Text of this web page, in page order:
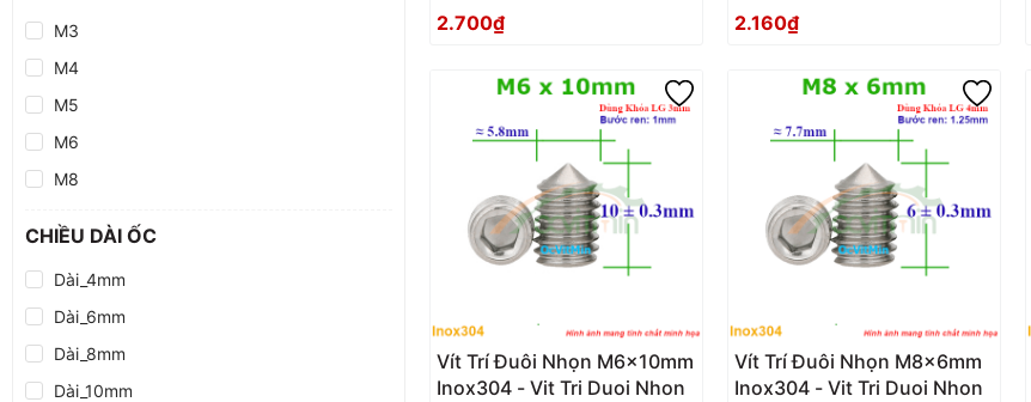
M3
M4
M5
M6
M8
CHIỀU DÀI ỐC
Dài_4mm
Dài_6mm
Dài_8mm
Dài_10mm
2.700₫
2.160₫
Vít Trí Đuôi Nhọn M6x10mm
Inox304 - Vit Tri Duoi Nhon
Vít Trí Đuôi Nhọn M8x6mm
Inox304 - Vit Tri Duoi Nhon